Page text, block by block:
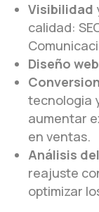
Visibilidad
calidad:
Diseño web
tecnologia
aumentar
en ventas.
Análisis
reajuste
optimizar